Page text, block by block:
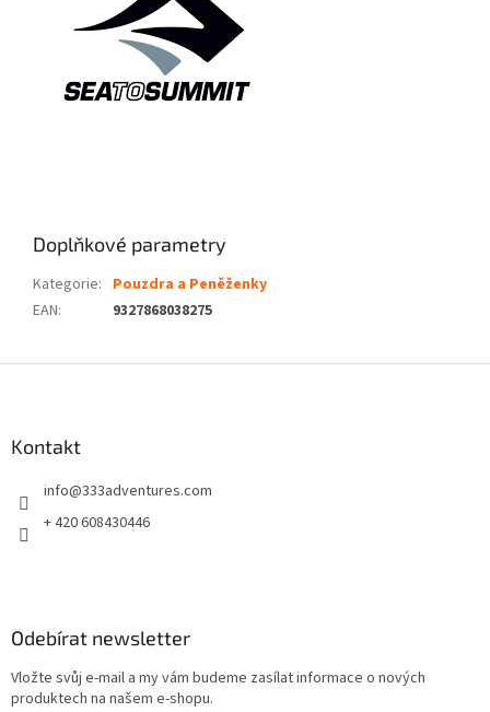
Doplňkové parametry
Kategorie: Pouzdra a Peněženky
EAN: 9327868038275
Kontakt
info@333adventures.com
+ 420 608430446
Odebírat newsletter
Vložte svůj e-mail a my vám budeme zasílat informace o nových
produktech na našem e-shopu.